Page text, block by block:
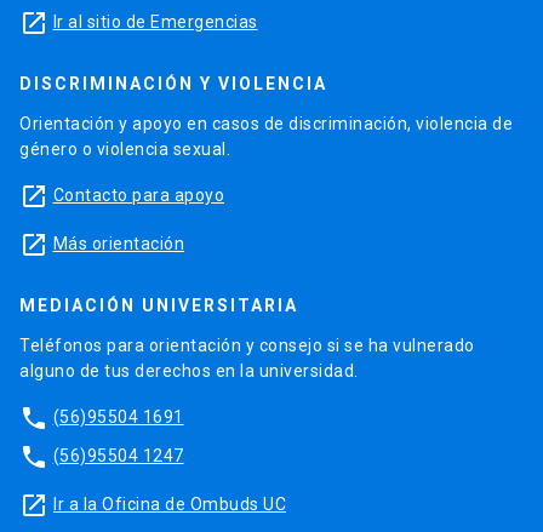
launch Ir al sitio de Emergencias
DISCRIMINACIÓN Y VIOLENCIA
Orientación y apoyo en casos de discriminación, violencia de
género o violencia sexual.
launch Contacto para apoyo
launch Más orientación
MEDIACIÓN UNIVERSITARIA
Teléfonos para orientación y consejo si se ha vulnerado
alguno de tus derechos en la universidad.
phone (56)95504 1691
phone (56)95504 1247
launch Ir a la Oficina de Ombuds UC